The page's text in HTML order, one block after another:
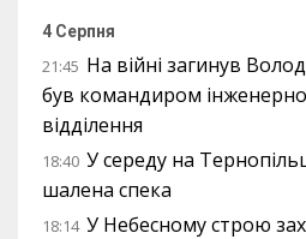
4 Серпня
21:45 На війні загинув
був командиром
відділення
18:40 У середу на
шалена спека
18:14 У Небесному строю